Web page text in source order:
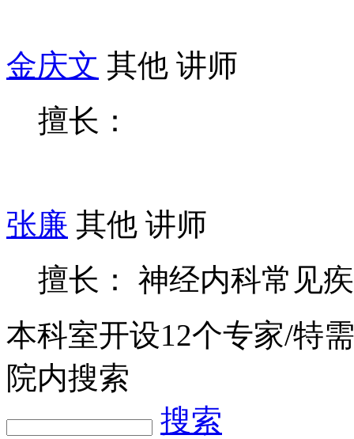
金庆文 其他 讲师
擅长：
张廉 其他 讲师
擅长： 神经内科常见
本科室开设12个专家/特
院内搜索
搜索